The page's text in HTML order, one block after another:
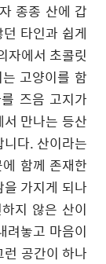
종종 산에 갑
타인과 쉽게
자에서 초콜릿
고양이를 함
즈음 고지가
만나는 등산
니다. 산이라는
함께 존재한
가지게 되나
지 않은 산이
려놓고 마음이
공간이 하나